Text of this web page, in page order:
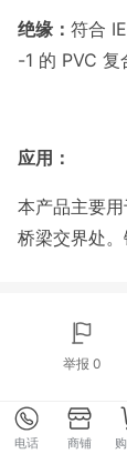
绝缘： 符合
-1 的 PVC 复
应用：
本产品主要
桥梁交界处。
举报 0
电话 商铺